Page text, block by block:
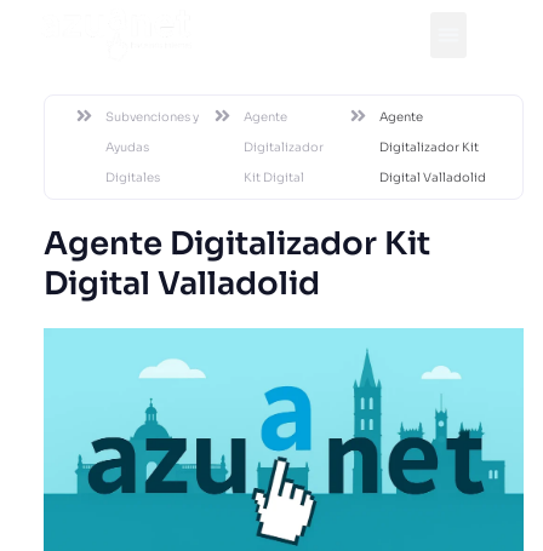
Subvenciones y
Ayudas
Digitales
Agente
Digitalizador
Kit Digital
Agente
Digitalizador Kit
Digital Valladolid
Agente Digitalizador Kit
Digital Valladolid